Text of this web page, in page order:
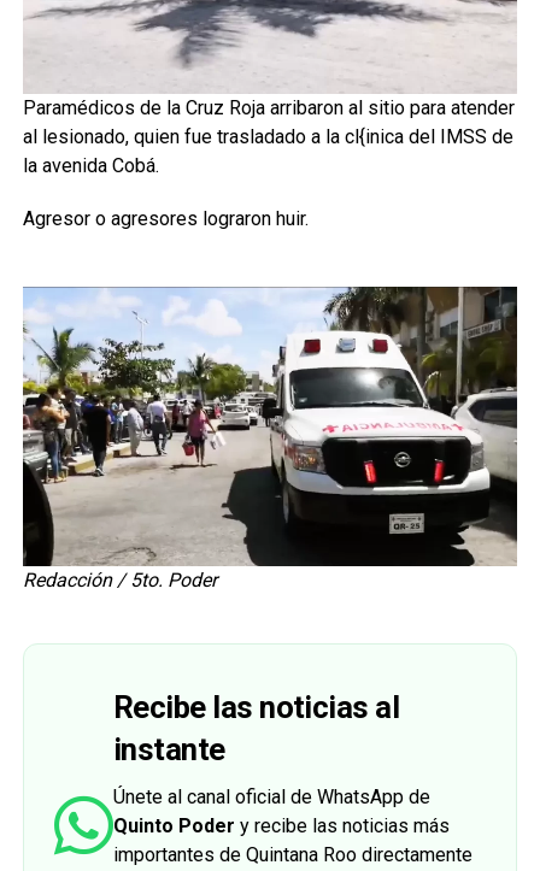
Paramédicos de la Cruz Roja arribaron al sitio para atender
al lesionado, quien fue trasladado a la cl{inica del IMSS de
la avenida Cobá.
Agresor o agresores lograron huir.
Redacción / 5to. Poder
Recibe las noticias al
instante
Únete al canal oficial de WhatsApp de
Quinto Poder y recibe las noticias más
importantes de Quintana Roo directamente